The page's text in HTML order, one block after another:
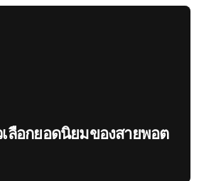
ลือกยอดนิยมของสายพอต